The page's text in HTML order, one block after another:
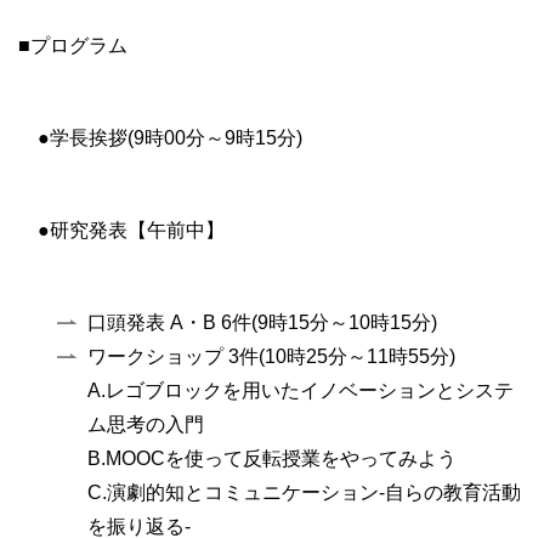
■プログラム
●学長挨拶(9時00分～9時15分)
●研究発表【午前中】
口頭発表 A・B 6件(9時15分～10時15分)
ワークショップ 3件(10時25分～11時55分)
A.レゴブロックを用いたイノベーションとシステ
ム思考の入門
B.MOOCを使って反転授業をやってみよう
C.演劇的知とコミュニケーション-自らの教育活動
を振り返る-